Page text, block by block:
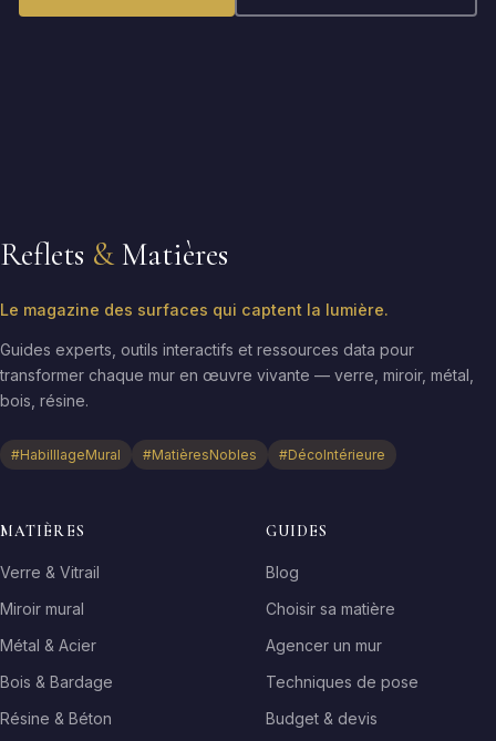
Reflets & Matières
Le magazine des surfaces qui captent la lumière.
Guides experts, outils interactifs et ressources data pour
transformer chaque mur en œuvre vivante — verre, miroir, métal,
bois, résine.
#HabilllageMural #MatièresNobles #DécoIntérieure
MATIÈRES
Verre & Vitrail
Miroir mural
Métal & Acier
Bois & Bardage
Résine & Béton
GUIDES
Blog
Choisir sa matière
Agencer un mur
Techniques de pose
Budget & devis